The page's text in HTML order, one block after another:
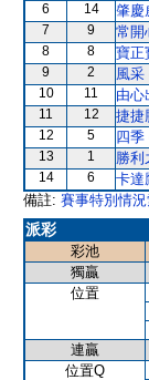
6 14 肇慶
7 9 常開
8 8 寶正
9 2 風采
10 11 由心
11 12 捷捷
12 5 四季
13 1 勝利
14 6 卡達
備註: 賽事特別情況
派彩
彩池
獨贏
位置
連贏
位置Q